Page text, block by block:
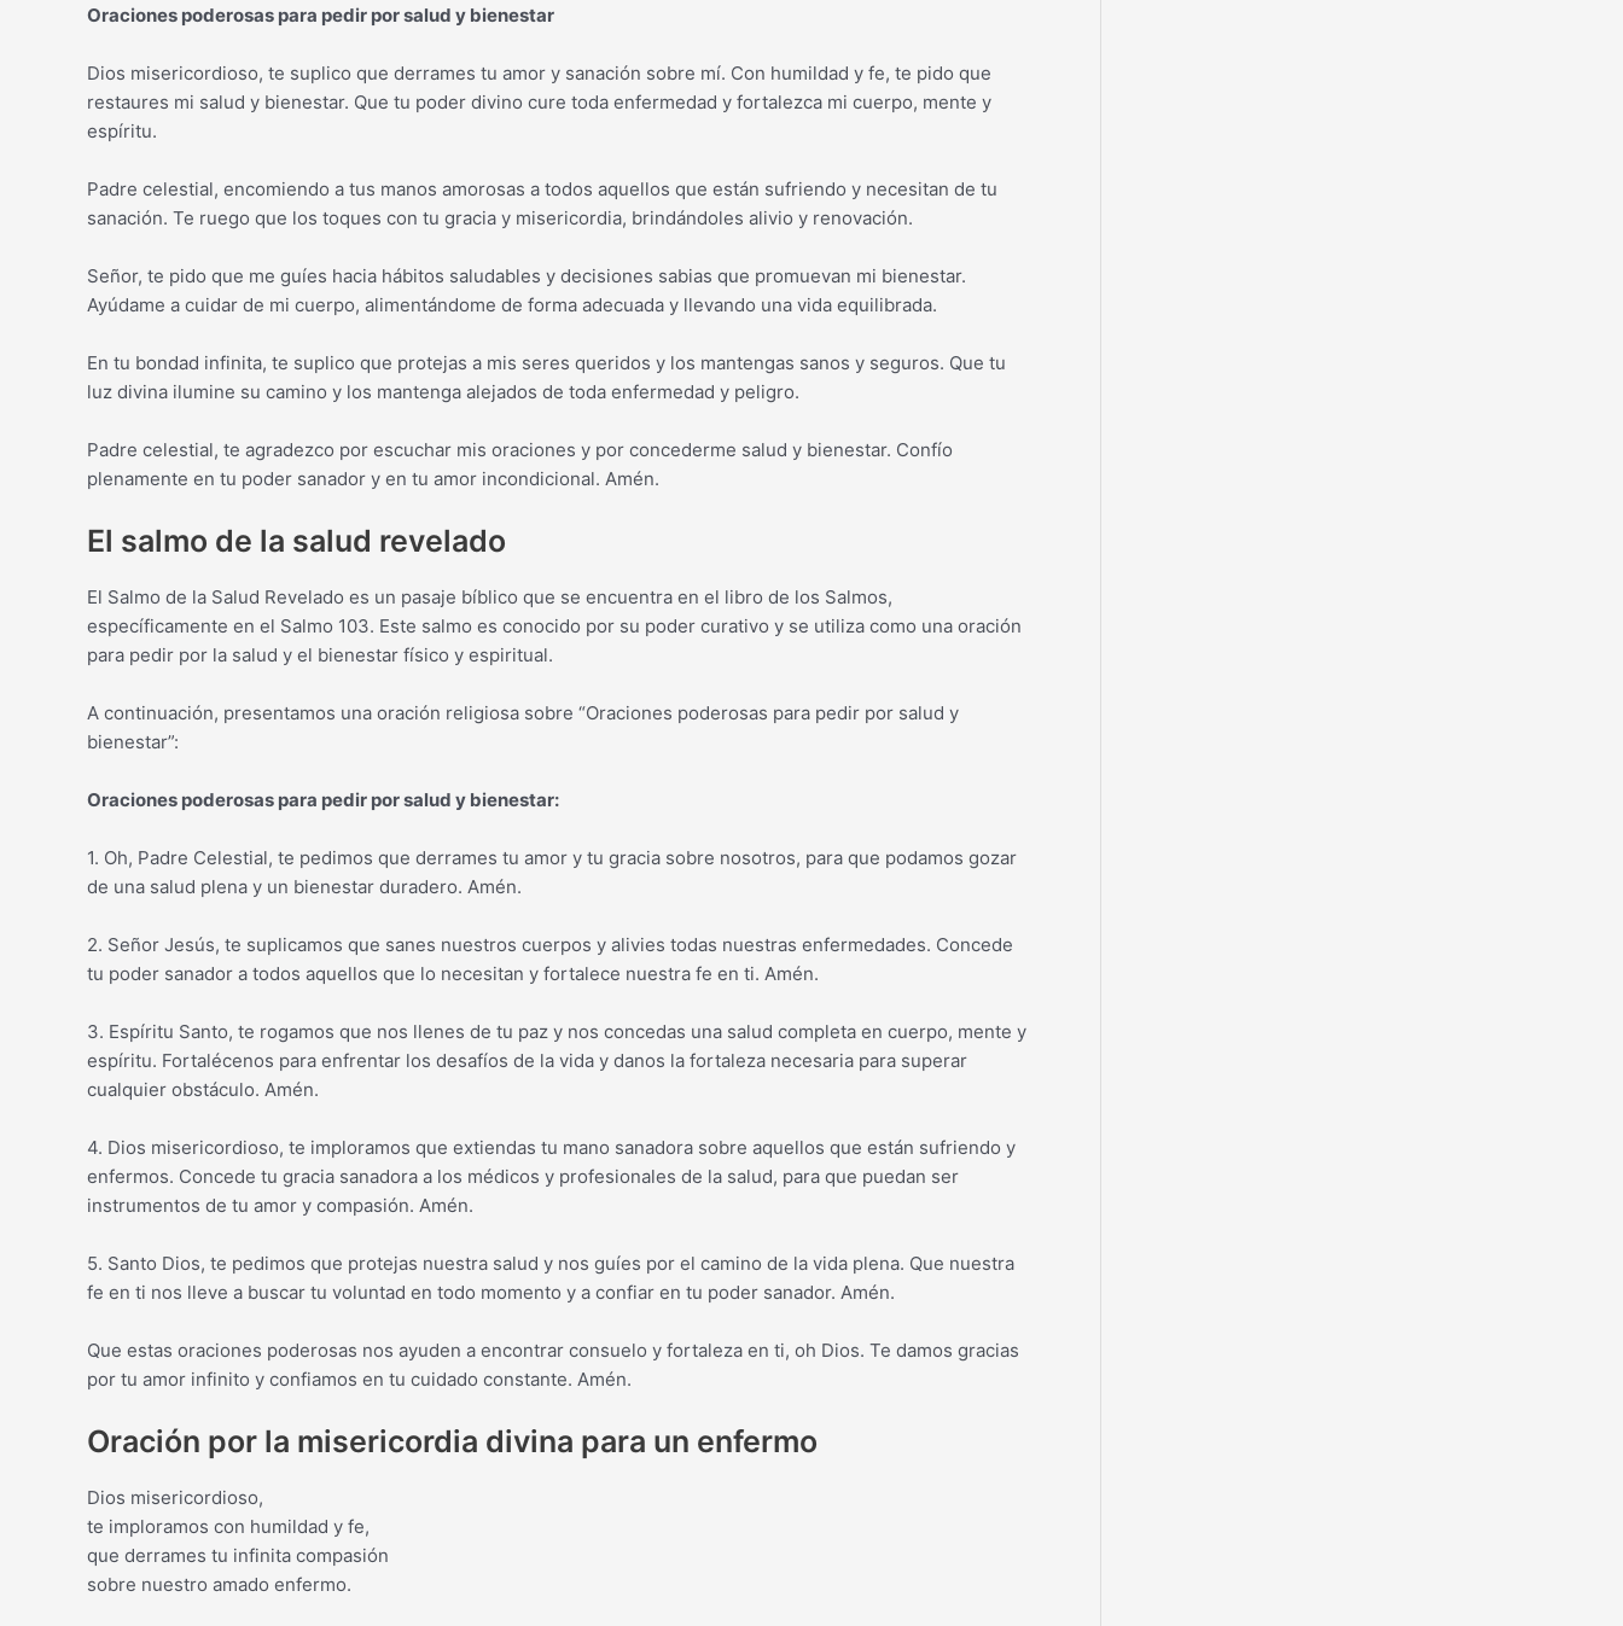
Oraciones poderosas para pedir por salud y bienestar
Dios misericordioso, te suplico que derrames tu amor y sanación sobre mí. Con humildad y fe, te pido que
restaures mi salud y bienestar. Que tu poder divino cure toda enfermedad y fortalezca mi cuerpo, mente y
espíritu.
Padre celestial, encomiendo a tus manos amorosas a todos aquellos que están sufriendo y necesitan de tu
sanación. Te ruego que los toques con tu gracia y misericordia, brindándoles alivio y renovación.
Señor, te pido que me guíes hacia hábitos saludables y decisiones sabias que promuevan mi bienestar.
Ayúdame a cuidar de mi cuerpo, alimentándome de forma adecuada y llevando una vida equilibrada.
En tu bondad infinita, te suplico que protejas a mis seres queridos y los mantengas sanos y seguros. Que tu
luz divina ilumine su camino y los mantenga alejados de toda enfermedad y peligro.
Padre celestial, te agradezco por escuchar mis oraciones y por concederme salud y bienestar. Confío
plenamente en tu poder sanador y en tu amor incondicional. Amén.
El salmo de la salud revelado
El Salmo de la Salud Revelado es un pasaje bíblico que se encuentra en el libro de los Salmos,
específicamente en el Salmo 103. Este salmo es conocido por su poder curativo y se utiliza como una oración
para pedir por la salud y el bienestar físico y espiritual.
A continuación, presentamos una oración religiosa sobre “Oraciones poderosas para pedir por salud y
bienestar”:
Oraciones poderosas para pedir por salud y bienestar:
1. Oh, Padre Celestial, te pedimos que derrames tu amor y tu gracia sobre nosotros, para que podamos gozar
de una salud plena y un bienestar duradero. Amén.
2. Señor Jesús, te suplicamos que sanes nuestros cuerpos y alivies todas nuestras enfermedades. Concede
tu poder sanador a todos aquellos que lo necesitan y fortalece nuestra fe en ti. Amén.
3. Espíritu Santo, te rogamos que nos llenes de tu paz y nos concedas una salud completa en cuerpo, mente y
espíritu. Fortalécenos para enfrentar los desafíos de la vida y danos la fortaleza necesaria para superar
cualquier obstáculo. Amén.
4. Dios misericordioso, te imploramos que extiendas tu mano sanadora sobre aquellos que están sufriendo y
enfermos. Concede tu gracia sanadora a los médicos y profesionales de la salud, para que puedan ser
instrumentos de tu amor y compasión. Amén.
5. Santo Dios, te pedimos que protejas nuestra salud y nos guíes por el camino de la vida plena. Que nuestra
fe en ti nos lleve a buscar tu voluntad en todo momento y a confiar en tu poder sanador. Amén.
Que estas oraciones poderosas nos ayuden a encontrar consuelo y fortaleza en ti, oh Dios. Te damos gracias
por tu amor infinito y confiamos en tu cuidado constante. Amén.
Oración por la misericordia divina para un enfermo
Dios misericordioso,
te imploramos con humildad y fe,
que derrames tu infinita compasión
sobre nuestro amado enfermo.